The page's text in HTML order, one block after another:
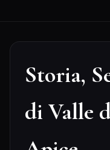
Storia,
di Valle